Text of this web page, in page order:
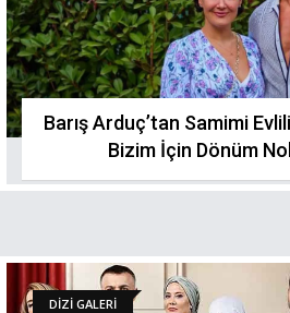
Barış Arduç’tan Samimi
Bizim İçin Dönüm
DİZİ GALERİ